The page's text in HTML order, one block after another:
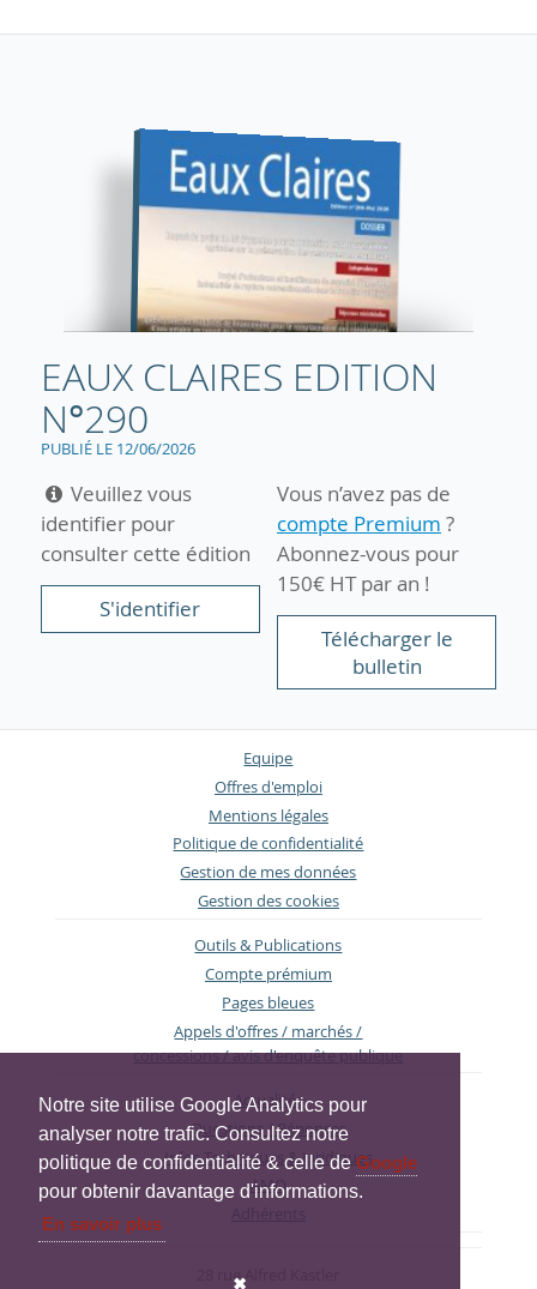
Notre site utilise Google Analytics pour
analyser notre trafic. Consultez notre
politique de confidentialité & celle de Google
pour obtenir davantage d'informations.
En savoir plus
✖
EAUX CLAIRES EDITION
N°290
PUBLIÉ LE 12/06/2026
Veuillez vous
identifier pour
consulter cette édition
S'identifier
Vous n’avez pas de
compte Premium ?
Abonnez-vous pour
150€ HT par an !
Télécharger le
bulletin
Equipe
Offres d'emploi
Mentions légales
Politique de confidentialité
Gestion de mes données
Gestion des cookies
Outils & Publications
Compte prémium
Pages bleues
Appels d'offres / marchés /
concessions / avis d'enquête publique
Actualités
Questions / Réponses
Infos Techniques & Juridiques
AMO
28 rue Alfred Kastler